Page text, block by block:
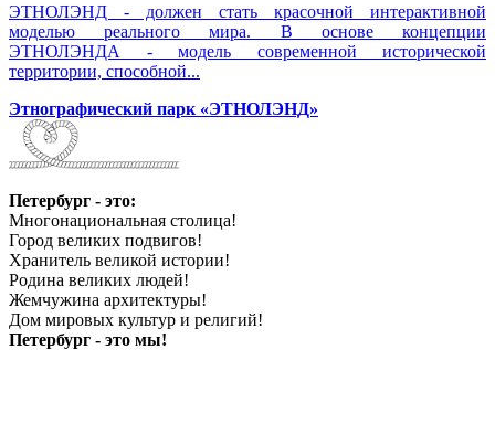
ЭТНОЛЭНД - должен стать красочной интерактивной
моделью реального мира. В основе концепции
ЭТНОЛЭНДА - модель современной исторической
территории, способной...
Этнографический парк «ЭТНОЛЭНД»
Петербург - это:
Многонациональная столица!
Город великих подвигов!
Хранитель великой истории!
Родина великих людей!
Жемчужина архитектуры!
Дом мировых культур и религий!
Петербург - это мы!